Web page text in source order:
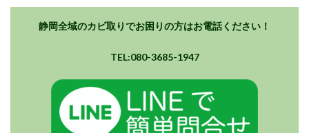
静岡全域のカビ取りでお困りの方はお電話ください！
TEL:080-3685-1947